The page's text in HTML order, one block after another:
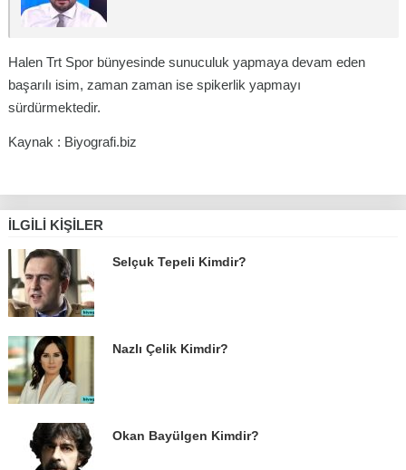
Halen Trt Spor bünyesinde sunuculuk yapmaya devam eden
başarılı isim, zaman zaman ise spikerlik yapmayı
sürdürmektedir.
Kaynak : Biyografi.biz
İLGILI KIŞILER
Selçuk Tepeli Kimdir?
Nazlı Çelik Kimdir?
Okan Bayülgen Kimdir?